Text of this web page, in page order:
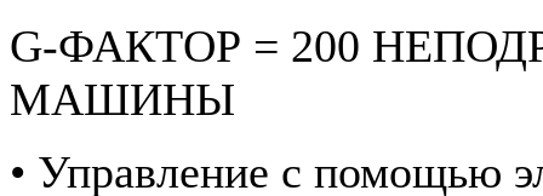
G-ФАКТОР = 200
МАШИНЫ
• Управление с помощью